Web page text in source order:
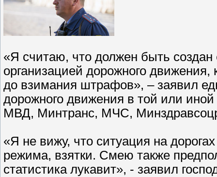
«Я считаю, что должен быть
организацией дорожного
до взимания штрафов», – заявил
дорожного движения в той или
МВД, Минтранс, МЧС,
«Я не вижу, что ситуация на
режима, взятки. Смею также
статистика лукавит», - заявил